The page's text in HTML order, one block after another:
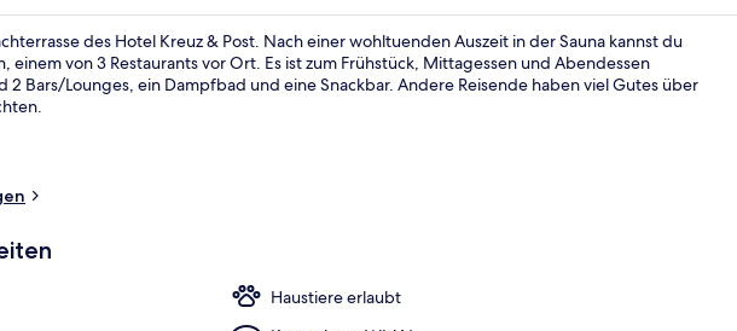
des Hotel Kreuz & Post. Nach einer wohltuenden Auszeit in der Sauna kannst du
einem von 3 Restaurants vor Ort. Es ist zum Frühstück, Mittagessen und Abendessen
Bars/Lounges, ein Dampfbad und eine Snackbar. Andere Reisende haben viel Gutes über
Haustiere erlaubt